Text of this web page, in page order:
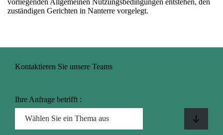
vorliegenden Allgemeinen Nutzungsbedingungen entstehen, den
zuständigen Gerichten in Nanterre vorgelegt.
Kontaktieren Sie unsere Teams
Ihre Anfrage betrifft :